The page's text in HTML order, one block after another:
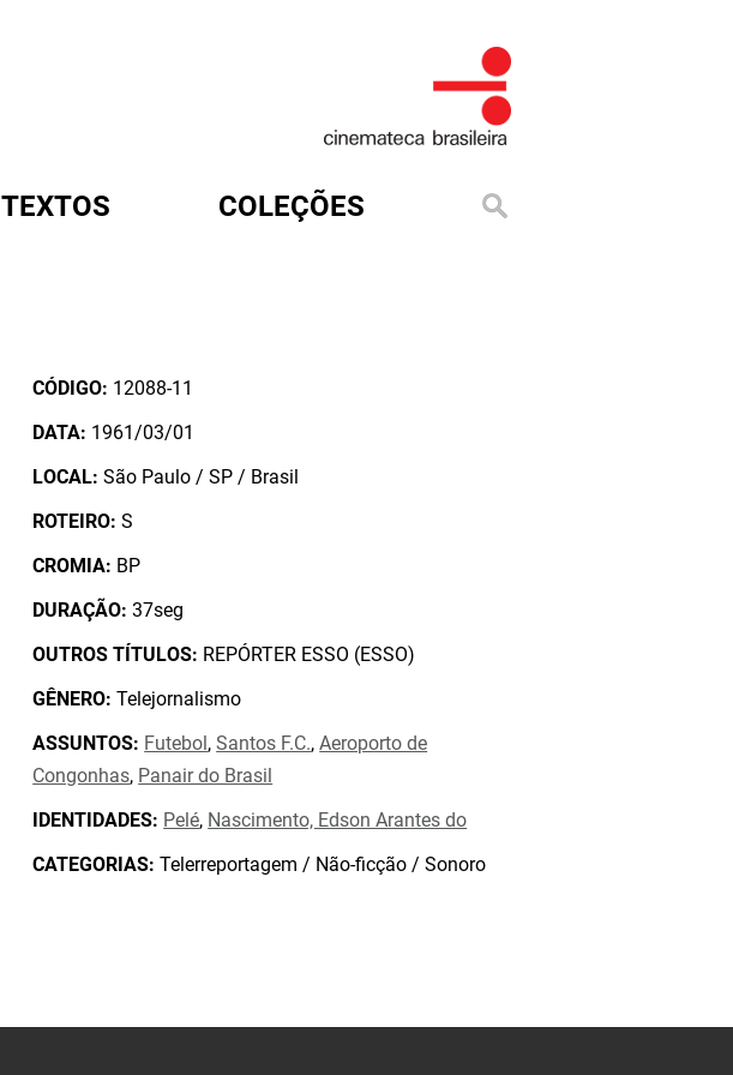
TEXTOS COLEÇÕES
CÓDIGO: 12088-11
DATA: 1961/03/01
LOCAL: São Paulo / SP / Brasil
ROTEIRO: S
CROMIA: BP
DURAÇÃO: 37seg
OUTROS TÍTULOS: REPÓRTER ESSO (ESSO)
GÊNERO: Telejornalismo
ASSUNTOS: Futebol,Santos F.C.,Aeroporto de
Congonhas, Panair do Brasil
IDENTIDADES: Pelé, Nascimento, Edson Arantes do
CATEGORIAS: Telerreportagem / Não-ficção / Sonoro